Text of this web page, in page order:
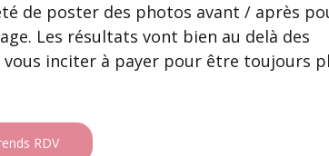
de poster des photos avant / après
Les résultats vont bien au delà des
inciter à payer pour être toujours
RDV